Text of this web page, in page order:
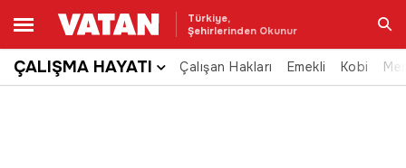
Türkiye,
Şehirlerinden Okunur
Ara
ÇALIŞMA HAYATI Çalışan Hakları Emekli Kobi